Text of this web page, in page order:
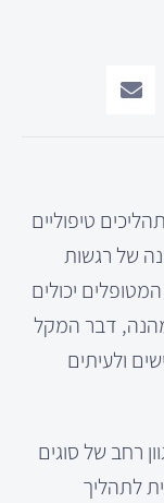
טיפוליים
של רגשות
יכולים
דבר המקל
ולעיתים
רחב של סוגים
לתהליך